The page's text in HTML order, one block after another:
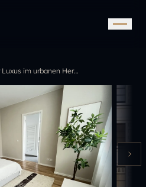
Bezahlbarer Luxus im urbanen Herzen: Citywohnungen, die begeistern